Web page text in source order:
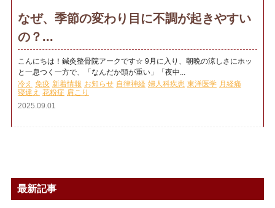
なぜ、季節の変わり目に不調が起きやすい
の？...
こんにちは！鍼灸整骨院アークです☆ 9月に入り、朝晩の涼しさにホッ
と一息つく一方で、「なんだか頭が重い」「夜中...
冷え 免疫 新着情報 お知らせ 自律神経 婦人科疾患 東洋医学 月経痛
寝違え 花粉症 肩こり
2025.09.01
最新記事